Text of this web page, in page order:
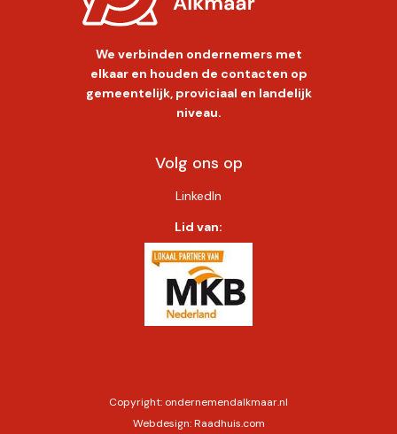
We verbinden ondernemers met
elkaar en houden de contacten op
gemeentelijk, proviciaal en landelijk
niveau.
Volg ons op
LinkedIn
Lid van:
Copyright: ondernemendalkmaar.nl
Webdesign:Raadhuis.com